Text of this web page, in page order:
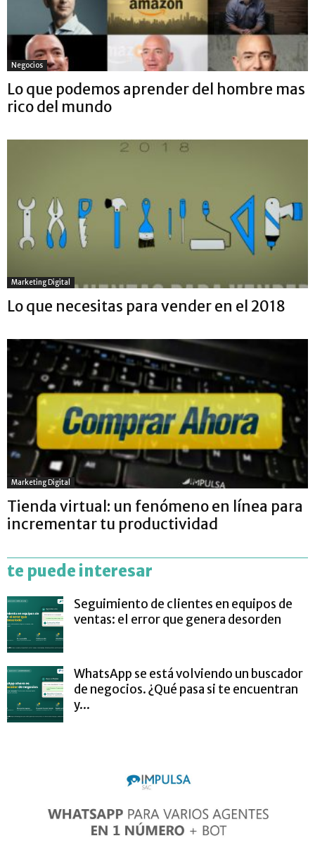
Negocios
Lo que podemos aprender del hombre mas
rico del mundo
Marketing Digital
Lo que necesitas para vender en el 2018
Marketing Digital
Tienda virtual: un fenómeno en línea para
incrementar tu productividad
te puede interesar
Seguimiento de clientes en equipos de
ventas: el error que genera desorden
WhatsApp se está volviendo un buscador
de negocios. ¿Qué pasa si te encuentran
y...